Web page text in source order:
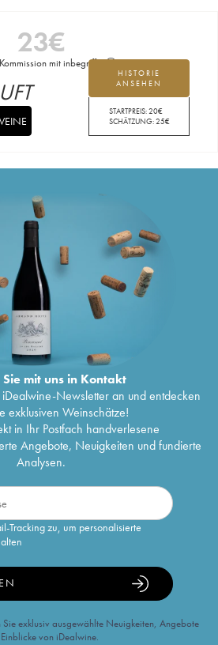
23€
Kommission mit inbegriffen
HISTORIE
ANSEHEN
STARTPREIS:20€
SCHÄTZUNG:25€
mit uns in Kontakt
Newsletter an und entdecken
exklusiven Weinschätze!
in Ihr Postfach handverlesene
Angebote, Neuigkeiten und fundierte
Analysen.
Tracking zu, um personalisierte
exklusiv ausgewählte Neuigkeiten, Angebote
von iDealwine.